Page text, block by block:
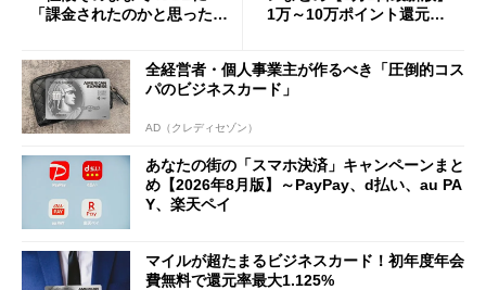
「課金されたのかと思った」
1万～10万ポイント還元の
全経営者・個人事業主が作るべき「圧倒的コス
パのビジネスカード」
AD（クレディセゾン）
あなたの街の「スマホ決済」キャンペーンまと
め【2026年8月版】～PayPay、d払い、au PA
Y、楽天ペイ
マイルが超たまるビジネスカード！初年度年会
費無料で還元率最大1.125%